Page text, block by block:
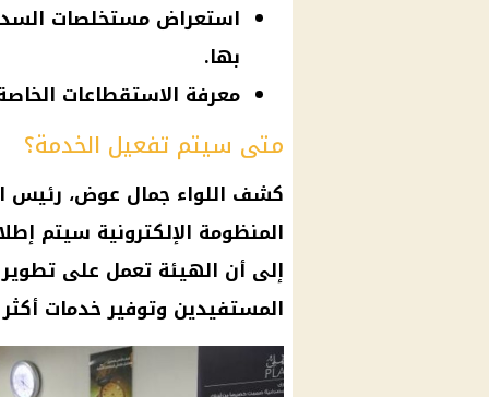
استعراض مستخلصات
بها.
معرفة الاستقطاعات
متى سيتم تفعيل الخدمة؟
كشف اللواء جمال عوض، رئيس
إلى أن الهيئة تعمل على
المستفيدين وتوفير خدمات